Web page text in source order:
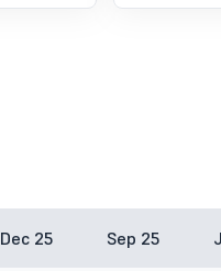
Dec 25 Sep 25